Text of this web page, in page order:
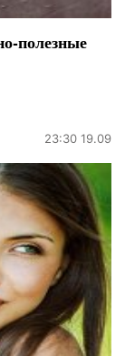
полезные
23:30 19.09